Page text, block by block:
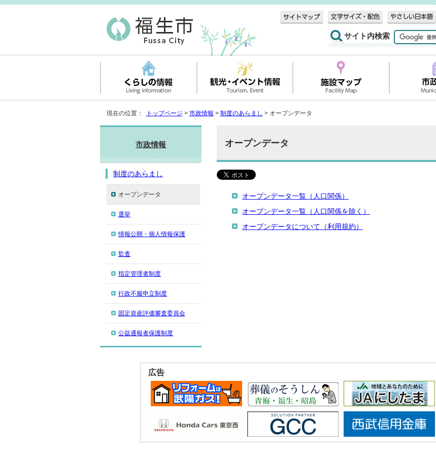
サイト内検索
現在の位置： トップページ > 市政情報 > 制度のあらまし > オープンデータ
オープンデータ
オープンデータ一覧（人口関係）
オープンデータ一覧（人口関係を除く）
オープンデータについて（利用規約）
市政情報
制度のあらまし
オープンデータ
選挙
情報公開・個人情報保護
監査
指定管理者制度
行政不服申立制度
固定資産評価審査委員会
公益通報者保護制度
広告